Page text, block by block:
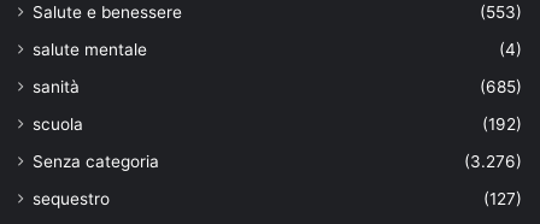
Salute e benessere
(553)
salute mentale
(4)
sanità
(685)
scuola
(192)
Senza categoria
(3.276)
sequestro
(127)